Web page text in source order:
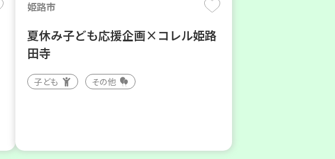
姫路市
夏休み子ども応援企画×コレル姫路
田寺
子ども その他